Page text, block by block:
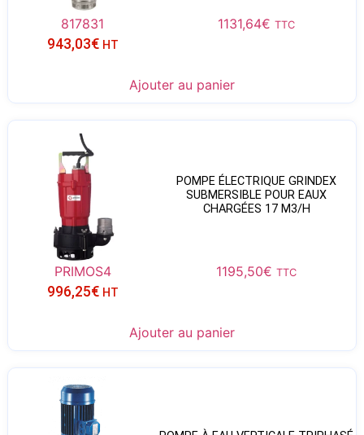
817831 1131,64€ TTC
943,03€ HT
Ajouter au panier
POMPE ÉLECTRIQUE GRINDEX
SUBMERSIBLE POUR EAUX
CHARGÉES 17 M3/H
PRIMOS4 1195,50€ TTC
996,25€ HT
Ajouter au panier